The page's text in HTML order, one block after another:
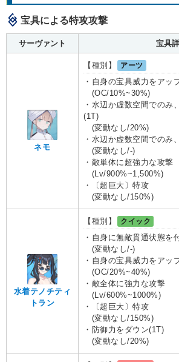
宝具による特攻攻撃
サーヴァント 宝具
ネモ
【種別】
アーツ
・自身の宝具威力をアッ
(OC/10%~30%)
・水辺か虚数空間でのみ
(1T)
(変動なし/20%)
・水辺か虚数空間でのみ
(変動なし/-)
・敵単体に超強力な攻撃
(Lv/900%~1,500%)
・〔超巨大〕特攻
(変動なし/150%)
水着テノチティ
トラン
【種別】
クイック
・自身に無敵貫通状態を
(変動なし/-)
・自身の宝具威力をアッ
(OC/20%~40%)
・敵全体に強力な攻撃
(Lv/600%~1000%)
・〔超巨大〕特攻
(変動なし/150%)
・防御力をダウン(1T)
(変動なし/20%)